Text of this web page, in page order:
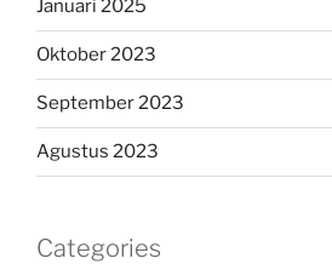
Januari 2025
Oktober 2023
September 2023
Agustus 2023
Categories